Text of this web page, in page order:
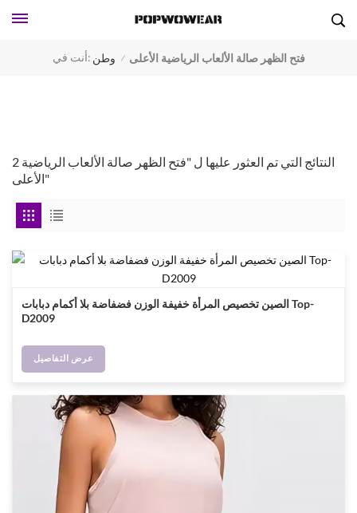
أنت في: وطن / فتح الظهر صالة الألعاب الرياضية الأعلى
2 النتائج التي تم العثور عليها ل "فتح الظهر صالة الألعاب الرياضية
الأعلى"
الصين تخصيص المرأة خفيفة الوزن فضفاضة بلا أكمام دبابات Top-
D2009
عرض التفاصيل